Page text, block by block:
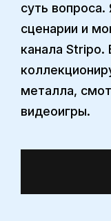
суть
сценарии и
канала
металла,
видеоигры.